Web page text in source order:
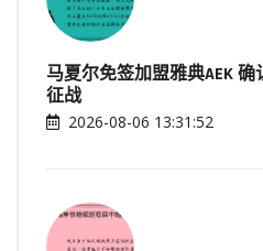
马夏尔免签加盟雅典AEK
征战
2026-08-06 13:31:52